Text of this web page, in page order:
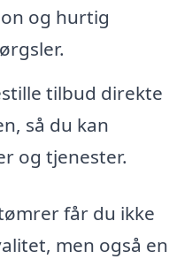
og hurtig
tilbud direkte
så du kan
og tjenester.
får du ikke
men også en